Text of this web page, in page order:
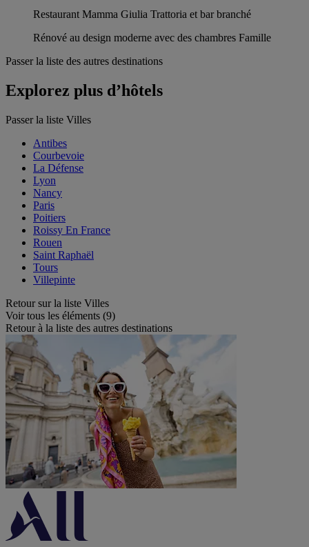
Restaurant Mamma Giulia Trattoria et bar branché
Rénové au design moderne avec des chambres Famille
Passer la liste des autres destinations
Explorez plus d’hôtels
Passer la liste Villes
Antibes
Courbevoie
La Défense
Lyon
Nancy
Paris
Poitiers
Roissy En France
Rouen
Saint Raphaël
Tours
Villepinte
Retour sur la liste Villes
Voir tous les éléments (9)
Retour à la liste des autres destinations